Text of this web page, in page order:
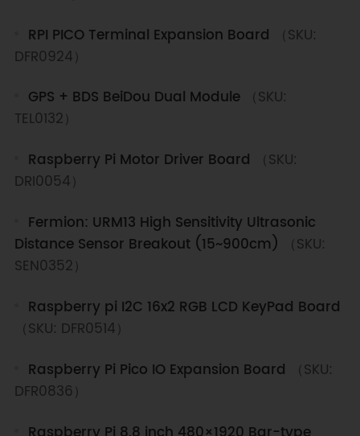
RPI PICO Terminal Expansion Board
（SKU:
DFR0924）
GPS + BDS BeiDou Dual Module （SKU:
TEL0132）
Raspberry Pi Motor Driver Board
（SKU:
DRI0054）
Fermion: URM13 High Sensitivity Ultrasonic
Distance Sensor Breakout (15~900cm)
（SKU:
SEN0352）
Raspberry pi I2C 16x2 RGB LCD KeyPad Board
（SKU: DFR0514）
Raspberry Pi Pico IO Expansion Board
（SKU:
DFR0836）